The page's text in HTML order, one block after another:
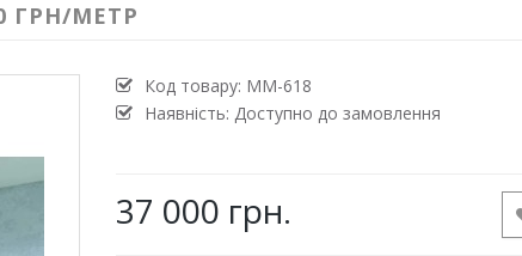
ГРН/МЕТР
Код товару: MM-618
Наявність: Доступно до замовлення
37 000 грн.